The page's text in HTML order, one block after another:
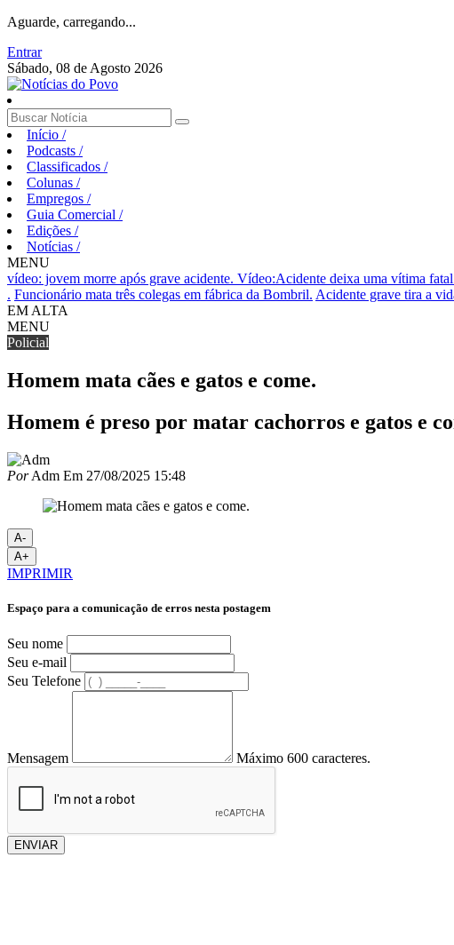
Aguarde, carregando...
Entrar
Sábado, 08 de Agosto 2026
Início /
Podcasts /
Classificados /
Colunas /
Empregos /
Guia Comercial /
Edições /
Notícias /
MENU
vídeo: jovem morre após grave acidente. Vídeo:Acidente deixa uma vítima
. Funcionário mata três colegas em fábrica da Bombril. Acidente grave tira a
EM ALTA
MENU
Policial
Homem mata cães e gatos e come.
Homem é preso por matar cachorros e gatos e
PorAdm Em 27/08/2025 15:48
A-
A+
IMPRIMIR
Espaço para a comunicação de erros nesta postagem
Seu nome
Seu e-mail
Seu Telefone
Mensagem Máximo 600 caracteres.
ENVIAR